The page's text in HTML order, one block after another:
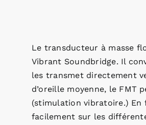
Le transducteur à masse
Vibrant Soundbridge. Il
les transmet directement
d’oreille moyenne, le FMT
(stimulation vibratoire.) En
facilement sur les